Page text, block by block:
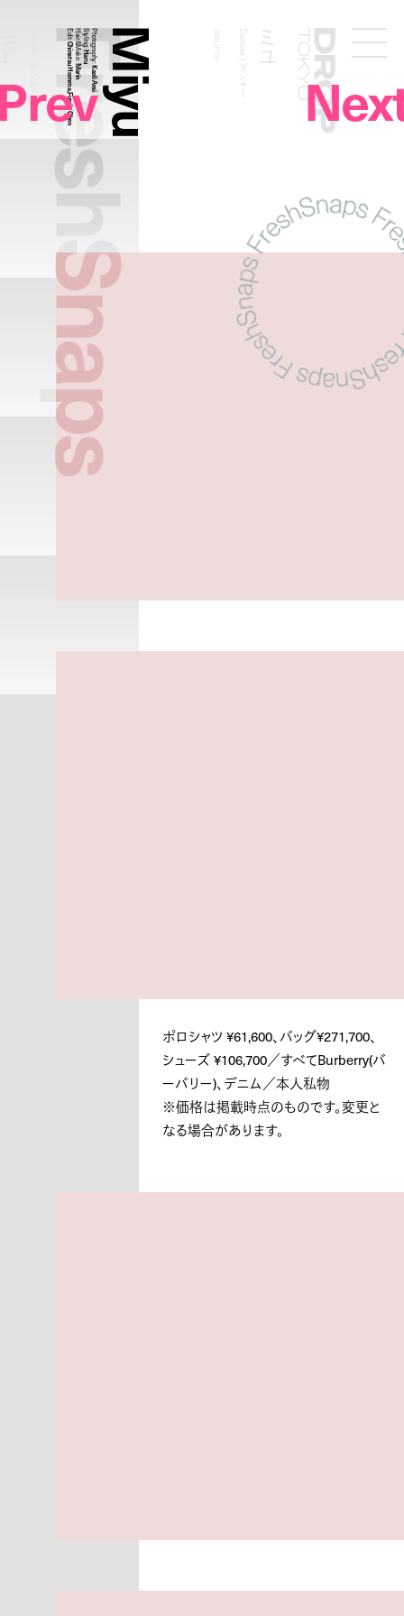
Droptokyo
FreshSnaps
Miyu
Photography:
Kaoli Arai
Styling:
Haru
Hair&Make:
Marin
Edit:
Chinatsu Homma,Fumie Chen ミユ
Dancer | ダンサー
ポロシャツ ¥61,600、バッグ¥271,700、
シューズ ¥106,700／すべてBurberry(バ
ーバリー)、デニム／本人私物
※価格は掲載時点のものです。変更と
なる場合があります。